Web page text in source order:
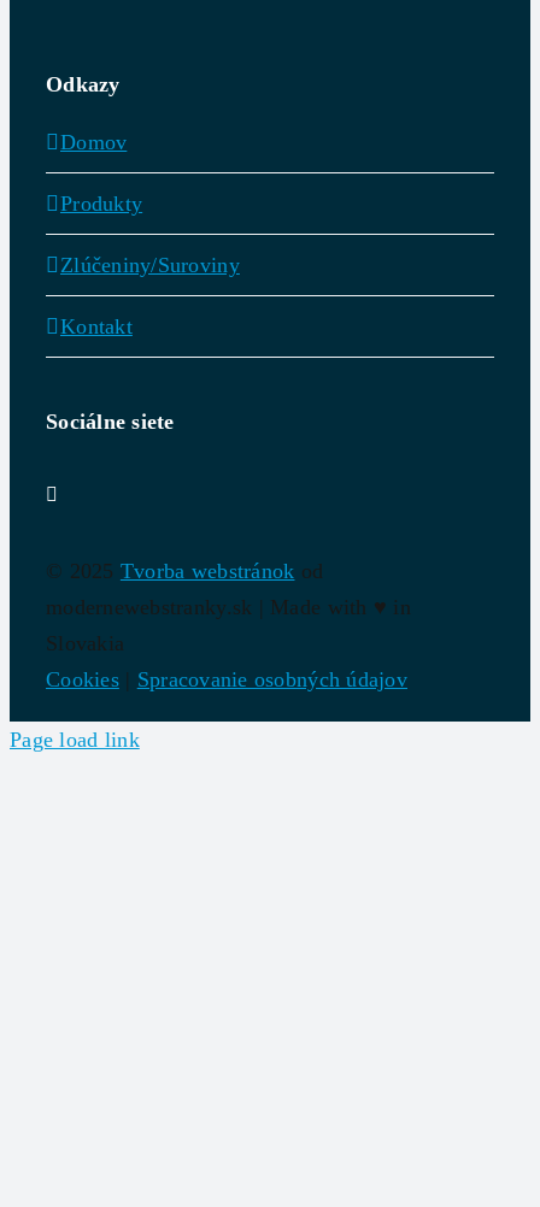
Odkazy
Domov
Produkty
Zlúčeniny/Suroviny
Kontakt
Sociálne siete
© 2025 Tvorba webstránok od
modernewebstranky.sk | Made with ♥ in
Slovakia
Cookies | Spracovanie osobných údajov
Page load link